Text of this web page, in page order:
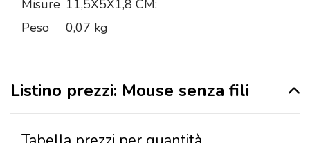
Misure 11,5X5X1,8 CM:
Peso
0,07 kg
Listino prezzi: Mouse senza fili